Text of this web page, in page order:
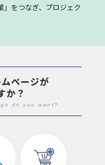
をつなぎ、 プロジェク
ページが
か？
do you want?